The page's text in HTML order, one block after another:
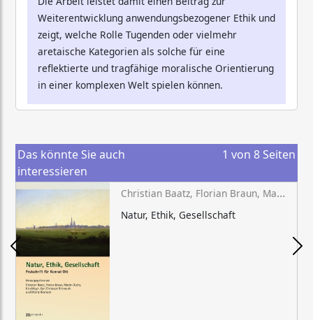
Weiterentwicklung anwendungsbezogener Ethik und
zeigt, welche Rolle Tugenden oder vielmehr
aretaische Kategorien als solche für eine
reflektierte und tragfähige moralische Orientierung
in einer komplexen Welt spielen können.
Das könnte Sie auch
interessieren
1 von 8 Seiten
Christian Baatz, Florian Braun, Martin Düchs, Kira Meyer, Karl Christoph Reinmuth, Moritz Riemann (Hg.)
Natur, Ethik, Gesellschaft